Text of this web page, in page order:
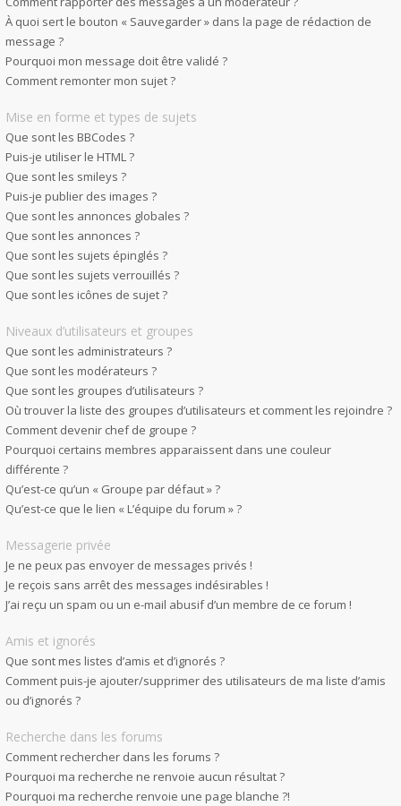
À quoi sert le bouton « Sauvegarder » dans la page de rédaction de
message ?
Pourquoi mon message doit être validé ?
Comment remonter mon sujet ?
Mise en forme et types de sujets
Que sont les BBCodes ?
Puis-je utiliser le HTML ?
Que sont les smileys ?
Puis-je publier des images ?
Que sont les annonces globales ?
Que sont les annonces ?
Que sont les sujets épinglés ?
Que sont les sujets verrouillés ?
Que sont les icônes de sujet ?
Niveaux d’utilisateurs et groupes
Que sont les administrateurs ?
Que sont les modérateurs ?
Que sont les groupes d’utilisateurs ?
Où trouver la liste des groupes d’utilisateurs et comment les rejoindre ?
Comment devenir chef de groupe ?
Pourquoi certains membres apparaissent dans une couleur
différente ?
Qu’est-ce qu’un « Groupe par défaut » ?
Qu’est-ce que le lien « L’équipe du forum » ?
Messagerie privée
Je ne peux pas envoyer de messages privés !
Je reçois sans arrêt des messages indésirables !
J’ai reçu un spam ou un e-mail abusif d’un membre de ce forum !
Amis et ignorés
Que sont mes listes d’amis et d’ignorés ?
Comment puis-je ajouter/supprimer des utilisateurs de ma liste d’amis
ou d’ignorés ?
Recherche dans les forums
Comment rechercher dans les forums ?
Pourquoi ma recherche ne renvoie aucun résultat ?
Pourquoi ma recherche renvoie une page blanche ?!